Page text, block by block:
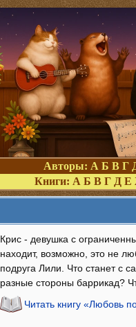
Авторы: А Б В Г
Книги: А Б В Г Д Е
Крис - девушка с
находит, возможно, это не
подруга Лили. Что станет с
разные стороны баррикад?
Читать книгу «Любовь